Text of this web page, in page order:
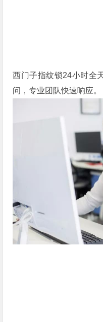
西门子指纹锁24小时全
问，专业团队快速响应。